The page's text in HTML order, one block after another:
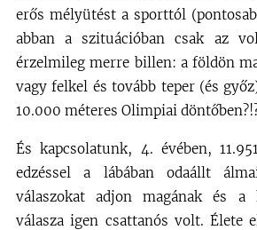
erős mélyütést a sporttól
abban a szituációban csak az
érzelmileg merre billen: a földön
vagy felkel és tovább teper (és
10.000 méteres Olimpiai
És kapcsolatunk, 4. évében,
edzéssel a lábában odaállt
válaszokat adjon magának és a
válasza igen csattanós volt. Élete